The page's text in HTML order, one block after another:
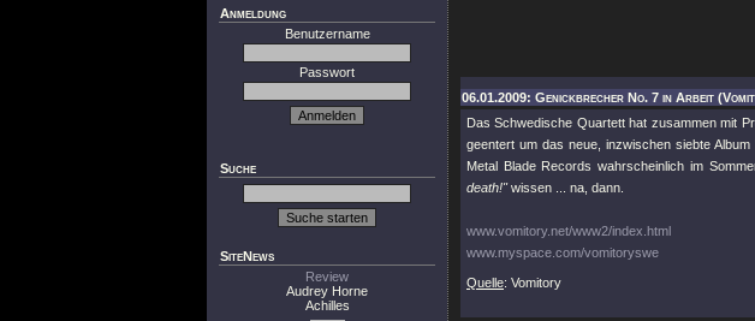
Anmeldung
Benutzername
Passwort
Suche
SiteNews
Review
Audrey Horne
Achilles
06.01.2009: Genickbrecher No. 7 in Arbeit
Das Schwedische Quartett hat zusammen mit
geentert um das neue, inzwischen siebte Album
Metal Blade Records wahrscheinlich im
death!"wissen ... na, dann.
www.vomitory.net/www2/index.html
www.myspace.com/vomitoryswe
Quelle: Vomitory